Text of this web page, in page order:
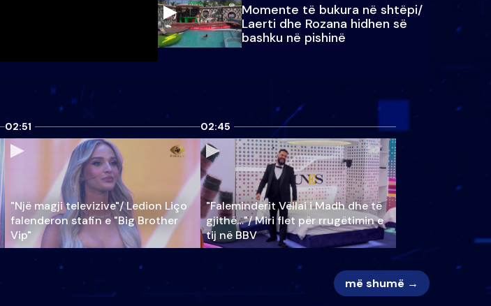
Momente të bukura në shtëpi/
Laerti dhe Rozana hidhen së
bashku në pishinë
02:51
"Një magji televizive"/ Ledion Liço
falenderon stafin e "Big Brother
Vip"
02:45
"Faleminderit Vëllai i Madh dhe të
gjithë…"/ Miri flet për rrugëtimin e
tij në BBV
më shumë →